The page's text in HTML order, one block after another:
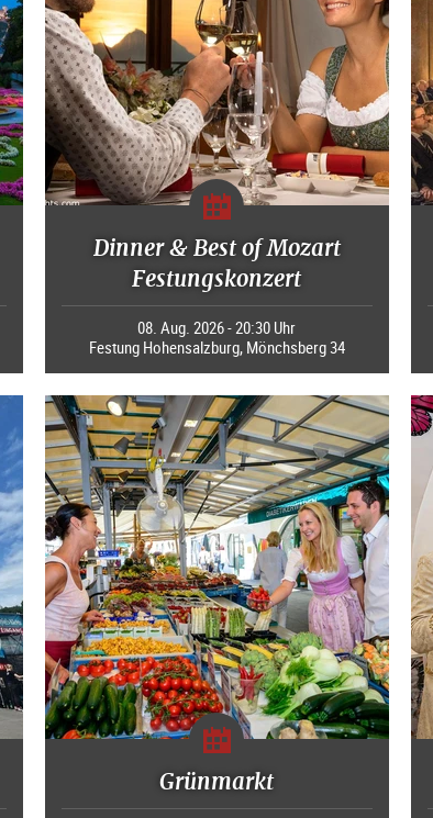
Dinner & Best of Mozart
Festungskonzert
08. Aug. 2026 - 20:30 Uhr
Festung Hohensalzburg, Mönchsberg 34
Grünmarkt